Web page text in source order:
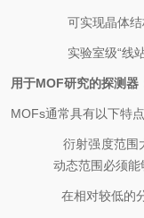
可实现晶体
实验室级“线
用于MOF研究的探测器
MOFs通常具有以下特点
衍射强度范围
动态范围必须能
在相对较低的